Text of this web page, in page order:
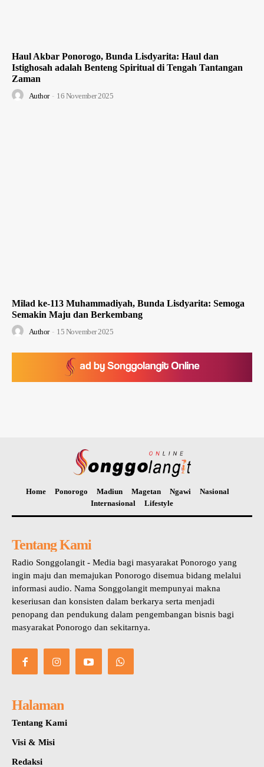
Haul Akbar Ponorogo, Bunda Lisdyarita: Haul dan
Istighosah adalah Benteng Spiritual di Tengah Tantangan
Zaman
Author - 16 November 2025
Milad ke-113 Muhammadiyah, Bunda Lisdyarita: Semoga
Semakin Maju dan Berkembang
Author - 15 November 2025
Home Ponorogo Madiun Magetan Ngawi
Nasional
Internasional
Lifestyle
Tentang Kami
Radio Songgolangit - Media bagi masyarakat Ponorogo yang
ingin maju dan memajukan Ponorogo disemua bidang melalui
informasi audio. Nama Songgolangit mempunyai makna
keseriusan dan konsisten dalam berkarya serta menjadi
penopang dan pendukung dalam pengembangan bisnis bagi
masyarakat Ponorogo dan sekitarnya.
Halaman
Tentang Kami
Visi & Misi
Redaksi